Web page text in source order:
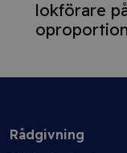
lokförare
Rådgivning